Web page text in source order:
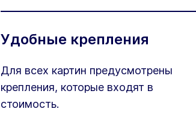
Удобные крепления
Для всех картин предусмотрены
крепления, которые входят в
стоимость.